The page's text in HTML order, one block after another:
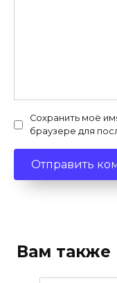
Сохранить моё
браузере для
Вам также